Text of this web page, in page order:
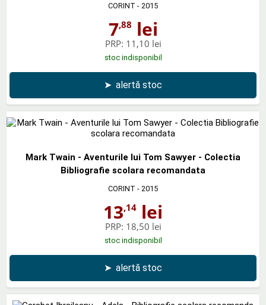
CORINT - 2015
7,88 lei
PRP: 11,10 lei
stoc indisponibil
➤ alertă stoc
Mark Twain - Aventurile lui Tom Sawyer - Colectia
Bibliografie scolara recomandata
CORINT - 2015
13,14 lei
PRP: 18,50 lei
stoc indisponibil
➤ alertă stoc